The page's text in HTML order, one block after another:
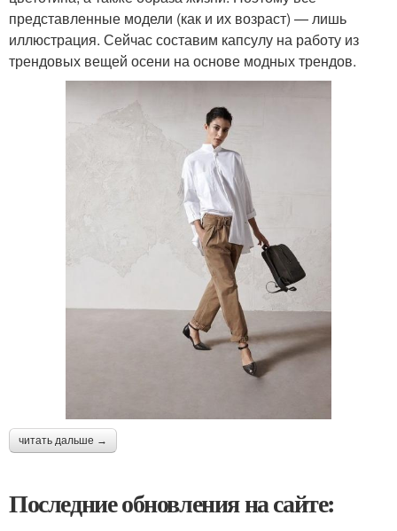
представленные модели (как и их возраст) — лишь
иллюстрация. Сейчас составим капсулу на работу из
трендовых вещей осени на основе модных трендов.
читать дальше →
Последние обновления на сайте: